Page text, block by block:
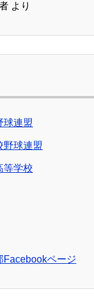
より
球連盟
野球連盟
等学校
Facebookページ